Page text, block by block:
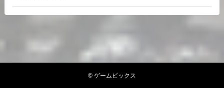
© ゲームピックス